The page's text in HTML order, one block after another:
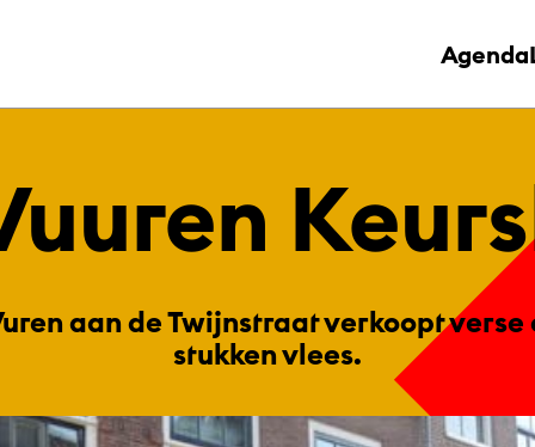
Agenda
aan de Twijnstraat verkoopt
stukken vlees.